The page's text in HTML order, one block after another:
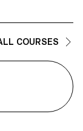
COURSES